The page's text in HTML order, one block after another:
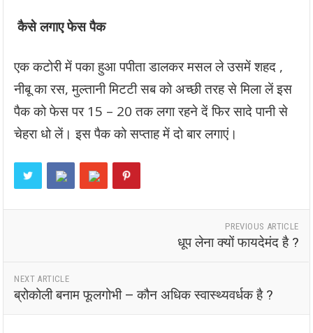
कैसे लगाए फेस पैक
एक कटोरी में पका हुआ पपीता डालकर मसल ले उसमें शहद ,
नीबू का रस, मुल्तानी मिटटी सब को अच्छी तरह से मिला लें इस
पैक को फेस पर 15 – 20 तक लगा रहने दें फिर सादे पानी से
चेहरा धो लें। इस पैक को सप्ताह में दो बार लगाएं।
PREVIOUS ARTICLE
धूप लेना क्यों फायदेमंद है ?
NEXT ARTICLE
ब्रोकोली बनाम फूलगोभी – कौन अधिक स्वास्थ्यवर्धक है ?